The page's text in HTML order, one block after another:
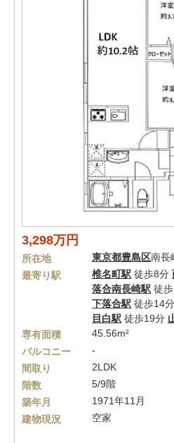
3,298万円
所在地 東京都豊島区南長
最寄り駅
椎名町駅 徒歩8分
落合南長崎駅 徒
下落合駅 徒歩14分
目白駅 徒歩19分
専有面積
45.56m²
バルコニー
-
間取り
2LDK
階数
5/9階
築年月
1971年11月
建物現況
空家